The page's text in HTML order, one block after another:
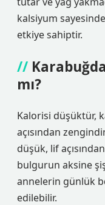
kalsiyum sayesinde
etkiye sahiptir.
mı?
Kalorisi düşüktür,
açısından
düşük, lif
bulgurun aksine
annelerin günlük
edilebilir.